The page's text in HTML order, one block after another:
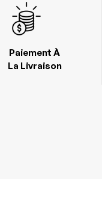
Paiement À
La Livraison